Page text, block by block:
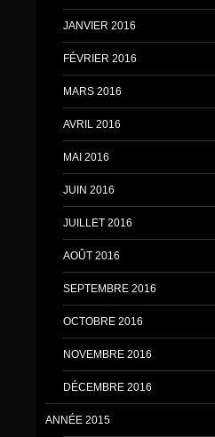
JANVIER 2016
FÉVRIER 2016
MARS 2016
AVRIL 2016
MAI 2016
JUIN 2016
JUILLET 2016
AOÛT 2016
SEPTEMBRE 2016
OCTOBRE 2016
NOVEMBRE 2016
DÉCEMBRE 2016
ANNÉE 2015